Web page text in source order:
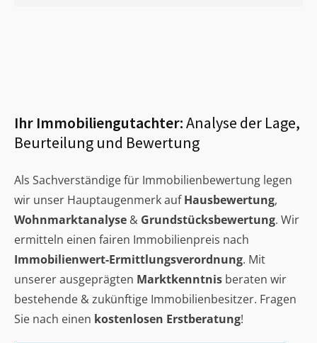
Ihr Immobiliengutachter:Analyse der Lage,
Beurteilung und Bewertung
Als Sachverständige für Immobilienbewertung legen
wir unser Hauptaugenmerk aufHausbewertung,
Wohnmarktanalyse & Grundstücksbewertung. Wir
ermitteln einen fairen Immobilienpreis nach
Immobilienwert-Ermittlungsverordnung. Mit
unserer ausgeprägten Marktkenntnis beraten wir
bestehende & zukünftige Immobilienbesitzer. Fragen
Sie nach einen kostenlosen Erstberatung!